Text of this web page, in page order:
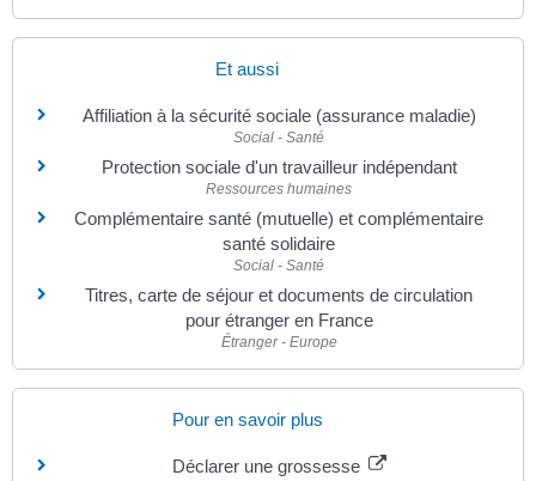
Et aussi
Affiliation à la sécurité sociale (assurance maladie)
Social - Santé
Protection sociale d'un travailleur indépendant
Ressources humaines
Complémentaire santé (mutuelle) et complémentaire
santé solidaire
Social - Santé
Titres, carte de séjour et documents de circulation
pour étranger en France
Étranger - Europe
Pour en savoir plus
Déclarer une grossesse